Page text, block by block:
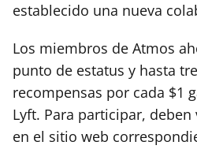
establecido una nueva
Los miembros de Atmos
punto de estatus y hasta
recompensas por cada $1
Lyft. Para participar,
en el sitio web